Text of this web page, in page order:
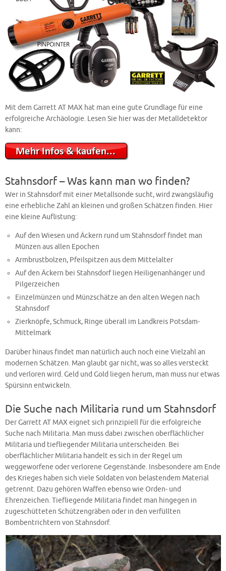
Mit dem Garrett AT MAX hat man eine gute Grundlage für eine
erfolgreiche Archäologie. Lesen Sie hier was der Metalldetektor
kann:
Stahnsdorf – Was kann man wo finden?
Wer in Stahnsdorf mit einer Metallsonde sucht, wird zwangsläufig
eine erhebliche Zahl an kleinen und großen Schätzen finden. Hier
eine kleine Auflistung:
Auf den Wiesen und Äckern rund um Stahnsdorf findet man
Münzen aus allen Epochen
Armbrustbolzen, Pfeilspitzen aus dem Mittelalter
Auf den Äckern bei Stahnsdorf liegen Heiligenanhänger und
Pilgerzeichen
Einzelmünzen und Münzschätze an den alten Wegen nach
Stahnsdorf
Zierknöpfe, Schmuck, Ringe überall im Landkreis Potsdam-
Mittelmark
Darüber hinaus findet man natürlich auch noch eine Vielzahl an
modernen Schätzen. Man glaubt gar nicht, was so alles versteckt
und verloren wird. Geld und Gold liegen herum, man muss nur etwas
Spürsinn entwickeln.
Die Suche nach Militaria rund um Stahnsdorf
Der Garrett AT MAX eignet sich prinzipiell für die erfolgreiche
Suche nach Militaria. Man muss dabei zwischen oberflächlicher
Militaria und tiefliegender Militaria unterscheiden. Bei
oberflächlicher Militaria handelt es sich in der Regel um
weggeworfene oder verlorene Gegenstände. Insbesondere am Ende
des Krieges haben sich viele Soldaten von belastendem Material
getrennt. Dazu gehören Waffen ebenso wie Orden- und
Ehrenzeichen. Tiefliegende Militaria findet man hingegen in
zugeschütteten Schützengräben oder in den verfüllten
Bombentrichtern von Stahnsdorf.